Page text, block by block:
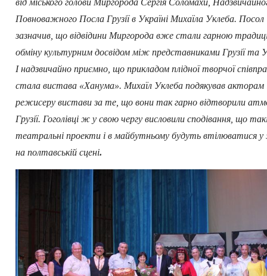
від міського голови Миргорода Сергія Соломахи,
Повноважного Посла Грузії в Україні Михаїла Уклеба. Посол
зазначив, що відвідини Миргорода вже стали гарною
обміну культурним досвідом між представниками Грузії та
І надзвичайно приємно, що прикладом плідної творчої
стала вистава «Ханума». Михаїл Уклеба подякував акторам
режисеру вистави за те, що вони так гарно відтворили
Грузії. Гоголівці ж у свою чергу висловили сподівання, що
театральні проекти і в майбутньому будуть втілюватися
на полтавській сцені.